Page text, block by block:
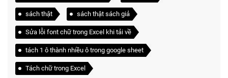
sách thật sách thật sách giả
Sửa lỗi font chữ trong Excel khi tải về
tách 1 ô thành nhiều ô trong google sheet
Tách chữ trong Excel